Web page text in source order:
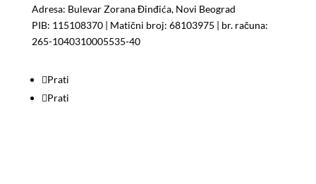
Adresa: Bulevar Zorana Đinđića, Novi Beograd
PIB: 115108370| Matični broj: 68103975 | br. računa:
265-1040310005535-40
Prati
Prati